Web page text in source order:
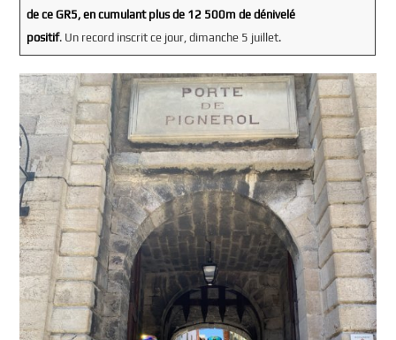
de ce GR5, en cumulant plus de 12 500m de dénivelé
positif. Un record inscrit ce jour, dimanche 5 juillet.